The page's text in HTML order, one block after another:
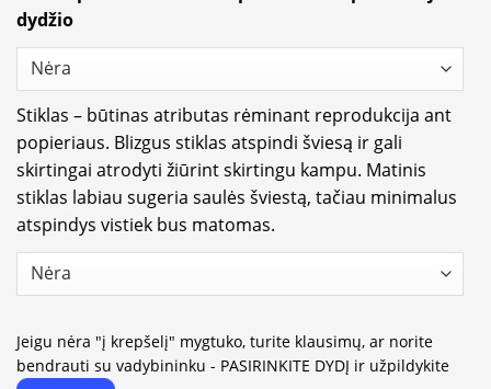
dydžio
Stiklas – būtinas atributas rėminant reprodukcija ant
popieriaus. Blizgus stiklas atspindi šviesą ir gali
skirtingai atrodyti žiūrint skirtingu kampu. Matinis
stiklas labiau sugeria saulės šviestą, tačiau minimalus
atspindys vistiek bus matomas.
Jeigu nėra "į krepšelį" mygtuko, turite klausimų, ar norite
bendrauti su vadybininku - PASIRINKITE DYDĮ ir užpildykite